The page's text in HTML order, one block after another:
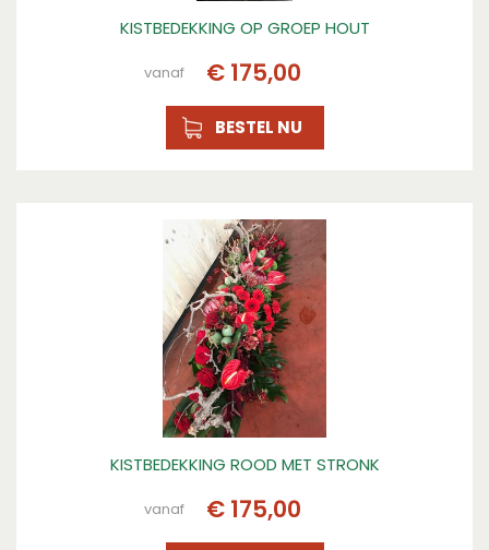
KISTBEDEKKING OP GROEP HOUT
vanaf € 175,00
BESTEL NU
KISTBEDEKKING ROOD MET STRONK
vanaf € 175,00